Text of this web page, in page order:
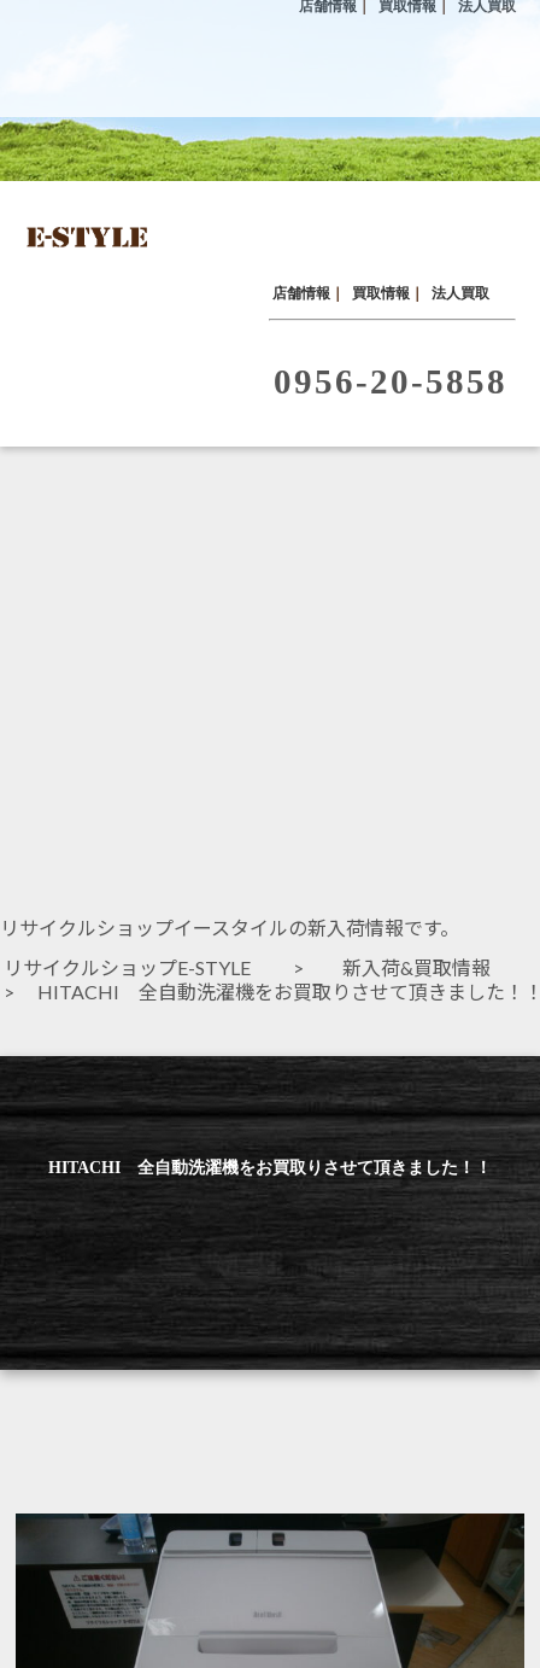
店舗情報 ｜ 買取情報 ｜ 法人買取
0956-20-5858
リサイクルショップイースタイルの新入荷情報です。
リサイクルショップE-STYLE
> 新入荷&買取情報
> HITACHI 全自動洗濯機をお買取りさせて頂きました！
HITACHI 全自動洗濯機をお買取りさせて頂きました！！
店舗情報 買取情報 法人買取